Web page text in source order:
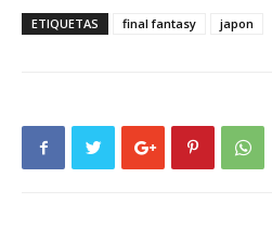
ETIQUETAS final fantasy japon